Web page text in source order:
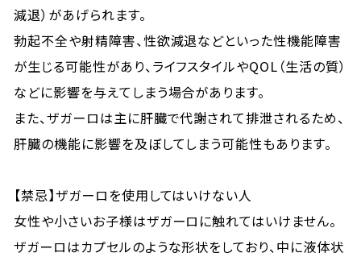
減退）があげられます。
勃起不全や射精障害、性欲減退などといった性機能障害
が生じる可能性があり、ライフスタイルやQOL（生活の質）
などに影響を与えてしまう場合があります。
また、ザガーロは主に肝臓で代謝されて排泄されるため、
肝臓の機能に影響を及ぼしてしまう可能性もあります。
【禁忌】ザガーロを使用してはいけない人
女性や小さいお子様はザガーロに触れてはいけません。
ザガーロはカプセルのような形状をしており、中に液体状